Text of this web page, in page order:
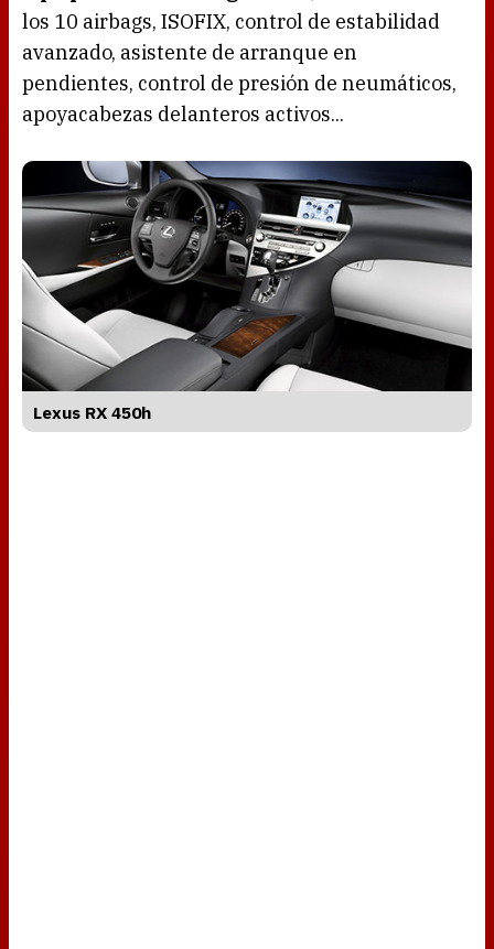
los 10 airbags, ISOFIX, control de estabilidad
avanzado, asistente de arranque en
pendientes, control de presión de neumáticos,
apoyacabezas delanteros activos...
Lexus RX 450h